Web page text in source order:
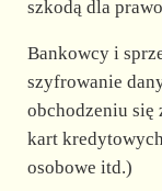
szkodą dla
Bankowcy i
szyfrowanie
obchodzeniu
kart
osobowe itd.)